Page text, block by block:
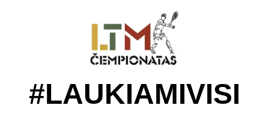
#LAUKIAMIVISI